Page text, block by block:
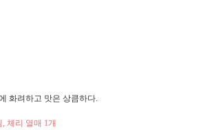
화려하고 맛은 상큼하다.
체리 열매 1개